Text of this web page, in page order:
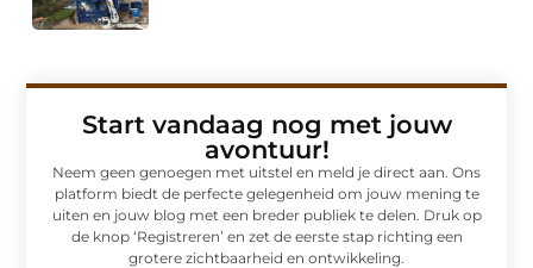
Start vandaag nog met jouw
avontuur!
Neem geen genoegen met uitstel en meld je direct aan. Ons
platform biedt de perfecte gelegenheid om jouw mening te
uiten en jouw blog met een breder publiek te delen. Druk op
de knop ‘Registreren’ en zet de eerste stap richting een
grotere zichtbaarheid en ontwikkeling.